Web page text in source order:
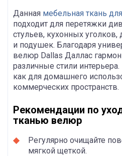
Данная мебельная ткань
подходит для перетяжки
стульев, кухонных
и подушек. Благодаря
велюр Dallas Даллас
различные стили
как для домашнего
коммерческих пространств.
Рекомендации по
тканью велюр
Регулярно очищайте
мягкой щеткой.